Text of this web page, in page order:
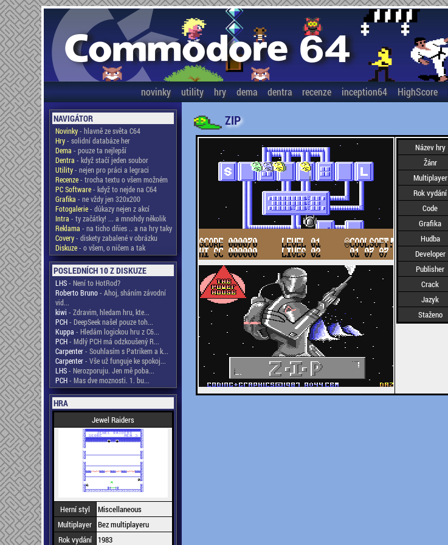
novinky utility hry dema dentra recenze inception64 HighScore
NAVIGÁTOR
Novinky- hlavně ze světa C64
Hry- solidní databáze her
Dema - pouze ta nejlepší
Dentra - když stačí jeden soubor
Utility- nejen pro práci a legraci
Recenze- trocha textu o všem možném
PC Software- když to nejde na C64
Grafika - ne vždy jen 320x200
Fotogalerie- důkazy nejen z akcí
Intra - ty začátky! ... a mnohdy několik
Reklama - na ticho dňies .. a na hry taky
Covery- diskety zabalené v obrázku
Diskuze- o všem, o ničem a tak
POSLEDNÍCH 10 Z DISKUZE
LHS- Není to HotRod?
Roberto Bruno- Ahoj, sháním závodní
vid...
kiwi - Zdravim, hledam hru, kte...
PCH- DeepSeek našel pouze toh...
Kuppa - Hledám logickou hru z C6...
PCH- Mdlý PCH má odzkoušený R...
Carpenter- Souhlasím s Patrikem a k...
Carpenter- Vše už funguje ke spokoj...
LHS- Nerozporuju. Jen mě poba...
PCH- Mas dve moznosti. 1. bu...
HRA
Jewel Raiders
Herní styl
Miscellaneous
Multiplayer Bez multiplayeru
Rok vydání
1983
ZIP
Název hry
Žánr
Multiplayer
Rok vydání
Code
Grafika
Hudba
Developer
Publisher
Crack
Jazyk
Staženo